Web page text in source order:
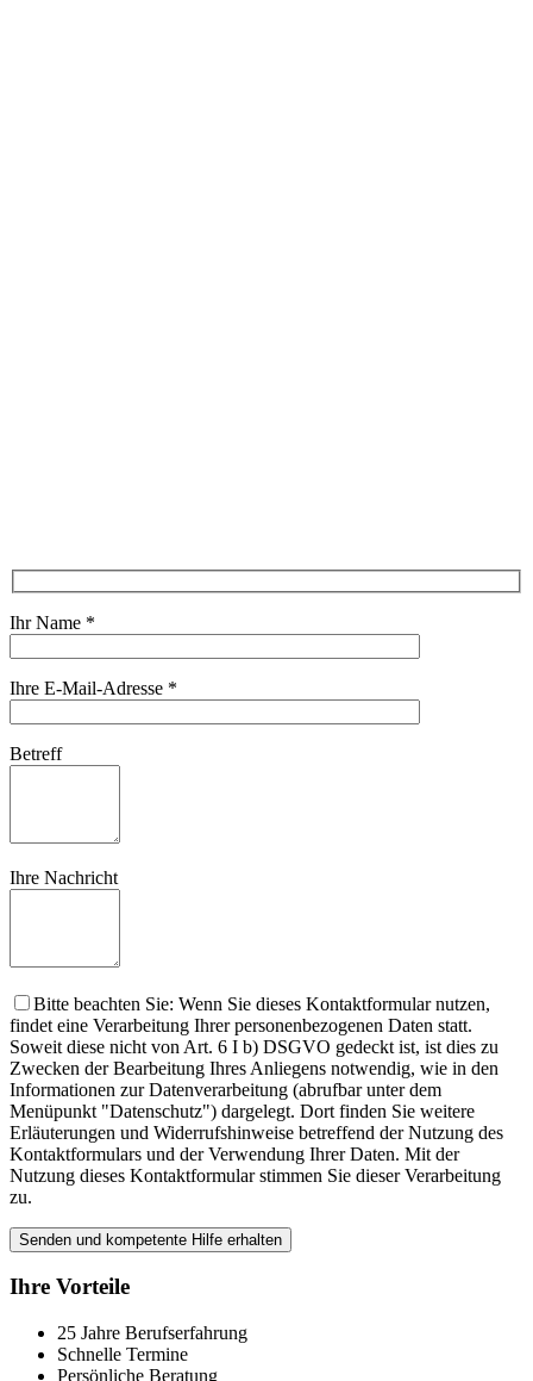
Ihr Name *
Ihre E-Mail-Adresse *
Betreff
Ihre Nachricht
Bitte beachten Sie: Wenn Sie dieses Kontaktformular nutzen,
findet eine Verarbeitung Ihrer personenbezogenen Daten statt.
Soweit diese nicht von Art. 6 I b) DSGVO gedeckt ist, ist dies zu
Zwecken der Bearbeitung Ihres Anliegens notwendig, wie in den
Informationen zur Datenverarbeitung (abrufbar unter dem
Menüpunkt "Datenschutz") dargelegt. Dort finden Sie weitere
Erläuterungen und Widerrufshinweise betreffend der Nutzung des
Kontaktformulars und der Verwendung Ihrer Daten. Mit der
Nutzung dieses Kontaktformular stimmen Sie dieser Verarbeitung
zu.
Ihre Vorteile
25 Jahre Berufserfahrung
Schnelle Termine
Persönliche Beratung